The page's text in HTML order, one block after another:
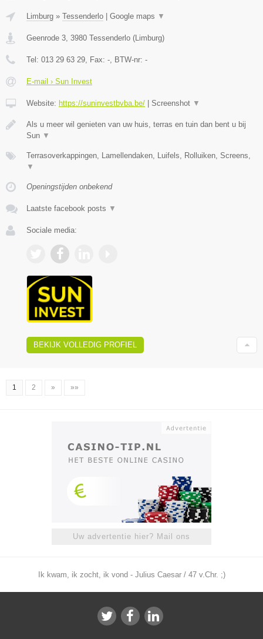
Limburg » Tessenderlo Google maps ▼
Geenrode 3 3980 Tessenderlo ( Limburg)
Tel: 013 29 63 29 , Fax: - , BTW-nr: -
E-mail › Sun Invest
Website: https://suninvestbvba.be/ Screenshot ▼
Als u meer wil genieten van uw huis, terras en tuin dan bent u bij
Sun ▼
Terrasoverkappingen, Lamellendaken, Luifels, Rolluiken, Screens,
▼
Openingstijden onbekend
Laatste facebook posts ▼
Sociale media:
BEKIJK VOLLEDIG PROFIEL
1 2 » »»
Uw advertentie hier? Mail ons
Ik kwam, ik zocht, ik vond - Julius Caesar / 47 v.Chr. ;)